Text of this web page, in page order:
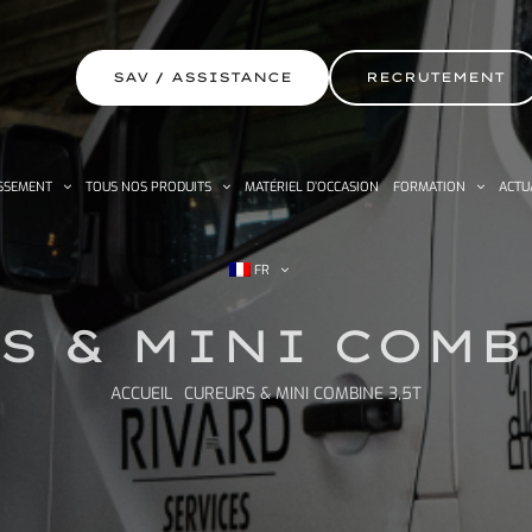
SAV / ASSISTANCE RECRUTEMENT
TOUS NOS PRODUITS MATÉRIEL D’OCCASION FORMATION
FR
& MINI
ACCUEIL CUREURS & MINI COMBINE 3,5T